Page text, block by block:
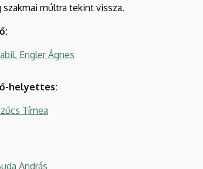
szakmai múltra tekint vissza.
Engler Ágnes
helyettes:
Tímea
András